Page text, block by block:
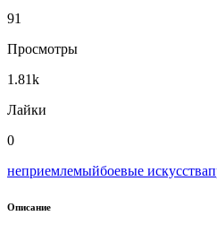
91
Просмотры
1.81k
Лайки
0
неприемлемыйбоевые искусства
Описание